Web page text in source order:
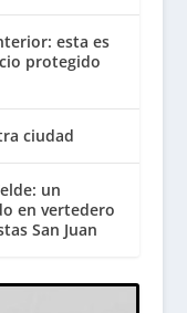
esta es
protegido
ciudad
un
en vertedero
San Juan